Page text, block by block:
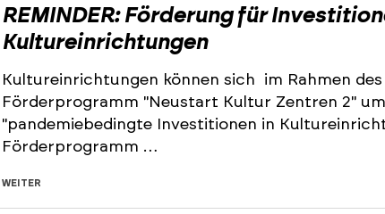
REMINDER: Förderung für
Kultureinrichtungen
Kultureinrichtungen können sich im Rahmen
Förderprogramm "Neustart Kultur Zentren 2"
"pandemiebedingte Investitionen in
Förderprogramm …
WEITER